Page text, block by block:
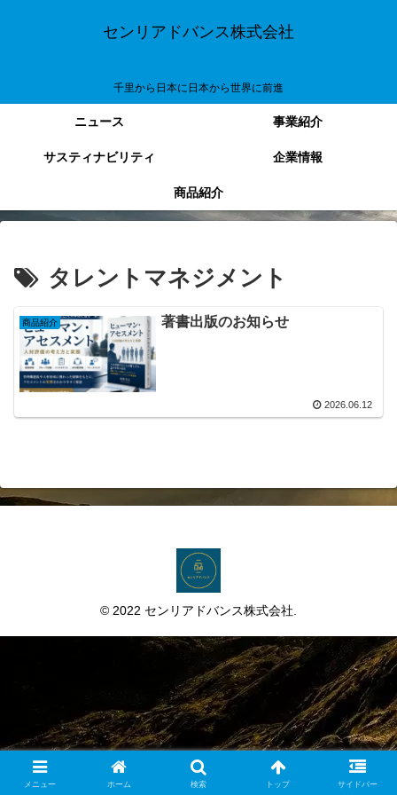
センリアドバンス株式会社
千里から日本に日本から世界に前進
ニュース 事業紹介
サスティナビリティ 企業情報
商品紹介
タレントマネジメント
商品紹介 著書出版のお知らせ
2026.06.12
© 2022 センリアドバンス株式会社.
メニュー ホーム 検索 トップ サイドバー